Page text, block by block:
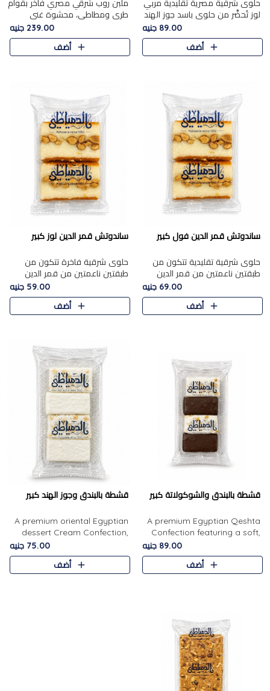
حلوى شرقية مصرية تقليدية مربي
لوز تُحضَّر من حلوى باسد جوز الهند
بقوام طري ومذاق غني، وتُزين
وتغطاه بقطع اللوز الفاخر التي
تضيف لمسة مميزة م..
89.00 جنيه
أضف
ملبن روب شرقي مصري فاخر بقوام
طري ومطاطي، محشوة غني
بسخاء بقطع عين الجمل واللوز
الفاخر التي تضيف قرمشة مميزة
ومرضية ونكهة ناتي غنية في كل
239.00 جنيه
أضف
ساندوتش قمر الدين فول كبير
حلوى شرقية تقليدية تتكون من
طبقتين ناعمتين من قمر الدين
الفاخر، تتوسطهما حشوة غنية من
الفول السوداني المحمص، لتجمع
بين حلاوة المشمش الطبيعية..
69.00 جنيه
أضف
ساندوتش قمر الدين لوز كبير
حلوى شرقية فاخرة تتكون من
طبقتين ناعمتين من قمر الدين
الفاخر، تتوسطهما حشوة غنية من
اللوز المحمص لتمنح مزيجًا متوازنًا
من النعومة والقرمشة. ..
59.00 جنيه
أضف
قشطة بالبندق والشوكولاتة كبير
A premium Egyptian Qeshta
Confection featuring a soft,
creamy texture paired with a
rich layer of premium
chocolate and the distinctive
89.00 جنيه
أضف
قشطة بالبندق وجوز الهند كبير
A premium oriental Egyptian
dessert Cream Confection,
featuring a soft, creamy
texture and the distinctive
flavor of roasted hazelnuts.
75.00 جنيه
أضف